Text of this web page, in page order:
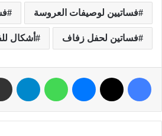
فساتيين لوصيفات العروسة
فساتين لحفل زفاف أشكال